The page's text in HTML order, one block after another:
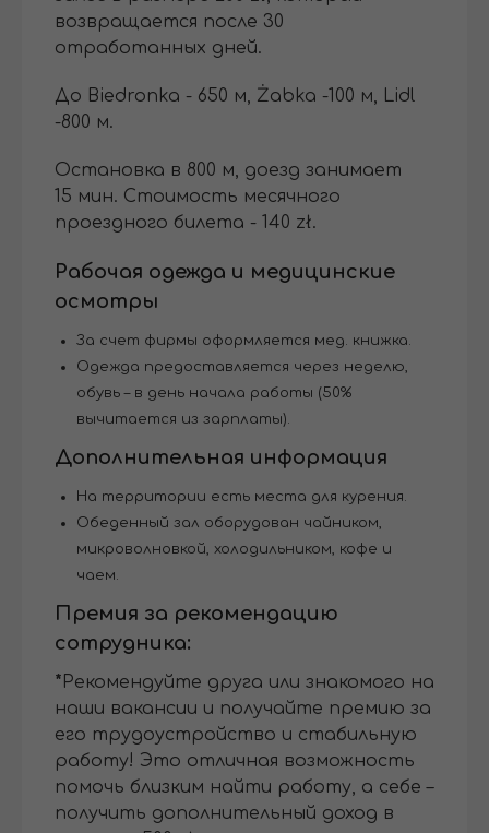
возвращается после 30
отработанных дней.
До Biedronka - 650 м, Żabka -100 м, Lidl
-800 м.
Остановка в 800 м, доезд занимает
15 мин. Стоимость месячного
проездного билета - 140 zł.
Рабочая одежда и медицинские
осмотры
За счет фирмы оформляется мед. книжка.
Одежда предоставляется через неделю,
обувь – в день начала работы (50%
вычитается из зарплаты).
Дополнительная информация
На территории есть места для курения.
Обеденный зал оборудован чайником,
микроволновкой, холодильником, кофе и
чаем.
Премия за рекомендацию
сотрудника:
* Рекомендуйте друга или знакомого на
наши вакансии и получайте премию за
его трудоустройство и стабильную
работу! Это отличная возможность
помочь близким найти работу, а себе –
получить дополнительный доход в